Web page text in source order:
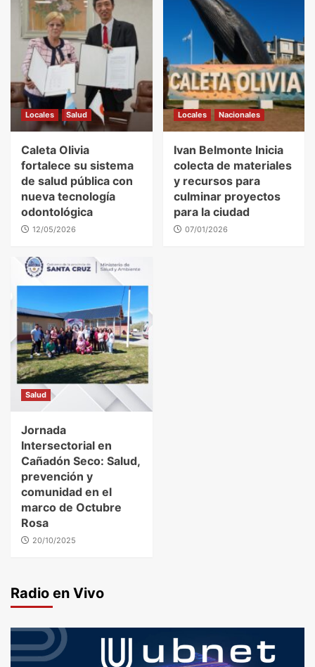
Locales Salud
Caleta Olivia
fortalece su sistema
de salud pública con
nueva tecnología
odontológica
12/05/2026
Locales Nacionales
Ivan Belmonte Inicia
colecta de materiales
y recursos para
culminar proyectos
para la ciudad
07/01/2026
Salud
Jornada
Intersectorial en
Cañadón Seco: Salud,
prevención y
comunidad en el
marco de Octubre
Rosa
20/10/2025
Radio en Vivo